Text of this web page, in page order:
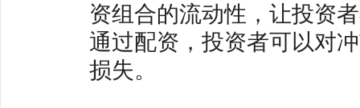
资组合的流动性，让投资
通过配资，投资者可以对
损失。